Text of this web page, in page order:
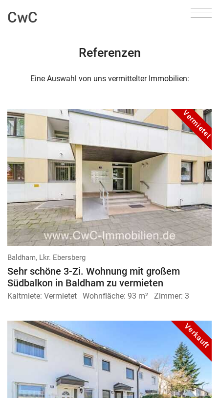
CwC
Referenzen
Eine Auswahl von uns vermittelter Immobilien:
Vermietet
Baldham, Lkr. Ebersberg
Sehr schöne 3-Zi. Wohnung mit großem
Südbalkon in Baldham zu vermieten
Kaltmiete: Vermietet Wohnfläche: 93 m² Zimmer: 3
Verkauft